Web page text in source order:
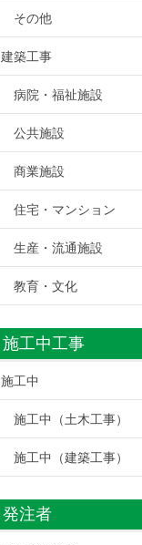
その他
建築工事
病院・福祉施設
公共施設
商業施設
住宅・マンション
生産・流通施設
教育・文化
施工中工事
施工中
施工中（土木工事）
施工中（建築工事）
発注者